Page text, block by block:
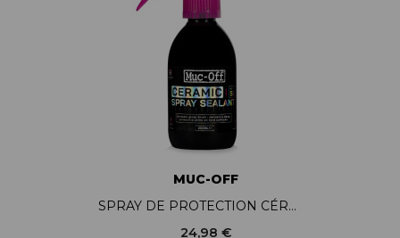
MUC-OFF
SPRAY DE PROTECTION CÉRAMIQUE MUC-OFF - CERAMIC SPRAY SEALANT
24,98 €